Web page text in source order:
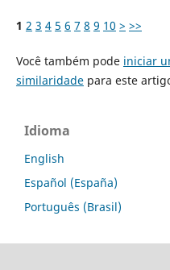
1 2 3 4 5 6 7 8 9 10 > >>
Você também pode iniciar
similaridadepara este
Idioma
English
Español (España)
Português (Brasil)